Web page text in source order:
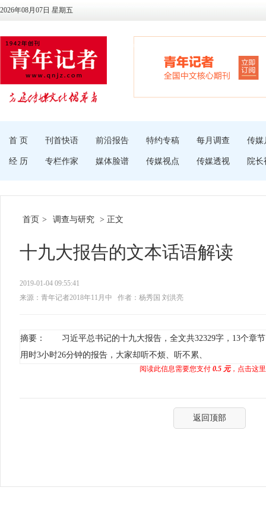
2026年08月07日 星期五
首 页 刊首快语 前沿报告 特约专稿 每月调查 传媒
经 历 专栏作家 媒体脸谱 传媒视点 传媒透视 院长
首页 > 调查与研究 > 正文
十九大报告的文本话语解读
2019-01-04 09:55:41
来源：青年记者2018年11月中
作者：杨秀国 刘洪亮
摘要： 习近平总书记的十九大报告，全文共32329字，13个章节
用时3小时26分钟的报告，大家却听不烦、听不累、
阅读此信息需要您支付 0.5 元，点击这
返回顶部